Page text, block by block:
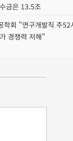
금은 13.5조
학회 "연구개발직 주52
경쟁력 저해"